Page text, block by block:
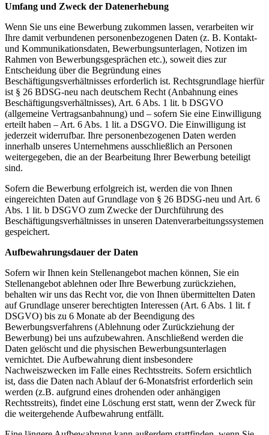
Umfang und Zweck der Datenerhebung
Wenn Sie uns eine Bewerbung zukommen lassen, verarbeiten wir
Ihre damit verbundenen personenbezogenen Daten (z. B. Kontakt-
und Kommunikationsdaten, Bewerbungsunterlagen, Notizen im
Rahmen von Bewerbungsgesprächen etc.), soweit dies zur
Entscheidung über die Begründung eines
Beschäftigungsverhältnisses erforderlich ist. Rechtsgrundlage hierfür
ist § 26 BDSG-neu nach deutschem Recht (Anbahnung eines
Beschäftigungsverhältnisses), Art. 6 Abs. 1 lit. b DSGVO
(allgemeine Vertragsanbahnung) und – sofern Sie eine Einwilligung
erteilt haben – Art. 6 Abs. 1 lit. a DSGVO. Die Einwilligung ist
jederzeit widerrufbar. Ihre personenbezogenen Daten werden
innerhalb unseres Unternehmens ausschließlich an Personen
weitergegeben, die an der Bearbeitung Ihrer Bewerbung beteiligt
sind.
Sofern die Bewerbung erfolgreich ist, werden die von Ihnen
eingereichten Daten auf Grundlage von § 26 BDSG-neu und Art. 6
Abs. 1 lit. b DSGVO zum Zwecke der Durchführung des
Beschäftigungsverhältnisses in unseren Datenverarbeitungssystemen
gespeichert.
Aufbewahrungsdauer der Daten
Sofern wir Ihnen kein Stellenangebot machen können, Sie ein
Stellenangebot ablehnen oder Ihre Bewerbung zurückziehen,
behalten wir uns das Recht vor, die von Ihnen übermittelten Daten
auf Grundlage unserer berechtigten Interessen (Art. 6 Abs. 1 lit. f
DSGVO) bis zu 6 Monate ab der Beendigung des
Bewerbungsverfahrens (Ablehnung oder Zurückziehung der
Bewerbung) bei uns aufzubewahren. Anschließend werden die
Daten gelöscht und die physischen Bewerbungsunterlagen
vernichtet. Die Aufbewahrung dient insbesondere
Nachweiszwecken im Falle eines Rechtsstreits. Sofern ersichtlich
ist, dass die Daten nach Ablauf der 6-Monatsfrist erforderlich sein
werden (z.B. aufgrund eines drohenden oder anhängigen
Rechtsstreits), findet eine Löschung erst statt, wenn der Zweck für
die weitergehende Aufbewahrung entfällt.